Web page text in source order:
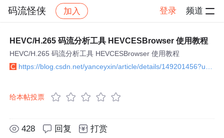
码流怪侠 加入 登录 频道
社区 码流怪侠 视频编解码 帖子详情
HEVC/H.265 码流分析工具 HEVCESBrowser 使用教程
HEVC/H.265 码流分析工具 HEVCESBrowser 使用教程
给本帖投票
428 回复 打赏